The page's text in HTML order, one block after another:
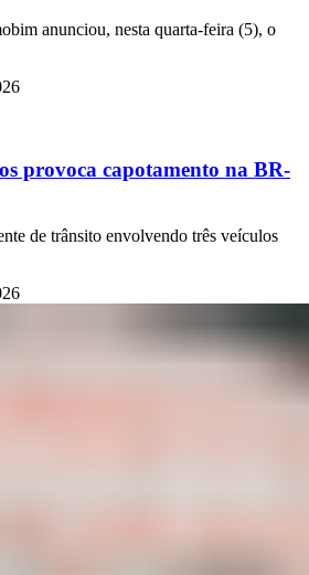
anunciou, nesta quarta-feira (5), o
provoca capotamento na BR-
de trânsito envolvendo três veículos